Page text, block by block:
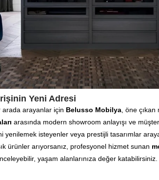
Yeni Adresi
arada arayanlar için Belusso Mobilya, öne çıkan
arasında modern showroom anlayışı ve
yenilemek isteyenler veya prestijli tasarımlar
ürünler arıyorsanız, profesyonel hizmet sunan
yaşam alanlarınıza değer katabilirsiniz.